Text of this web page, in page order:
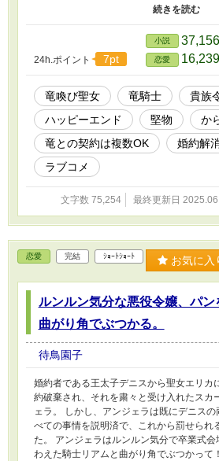
拒否。二人の目的のためにはどうしてもこ
普通の貴族令嬢に戻りたい訳ありセクハラ
竜騎士の脱ぐか脱がないかのギリギリ攻防
24h.ポイント
7pt
小説 37,156
恋愛 16,239
竜喚び聖女 竜騎士 貴族
ハッピーエンド
堅物
か
竜との契約は複数OK
婚約解
ラブコメ
文字数 75,254 最終更新日
恋愛 完結 ｼｮｰﾄｼｮｰﾄ お気に入
ルンルン気分な悪役令嬢、パン
曲がり角でぶつかる。
待鳥園子
婚約者である王太子デニスから聖女エリカ
約破棄され、それを粛々と受け入れたスカ
ェラ。 しかし、アンジェラは既にデニス
べての事情を説明済で、これから罰せられ
た。 アンジェラはルンルン気分で卒業式会
わえた騎士リアムと曲がり角でぶつかって